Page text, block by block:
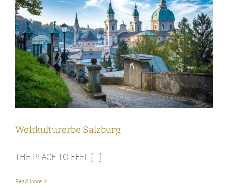
Weltkulturerbe Salzburg
THE PLACE TO FEEL [...]
Read More